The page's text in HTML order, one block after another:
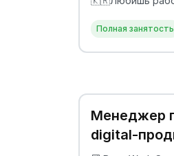
Полная занятость
Менеджер
digital-